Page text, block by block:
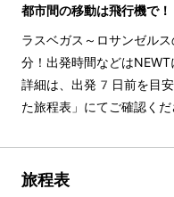
都市間の移動は飛行機で！
ラスベガス～ロサンゼル
分！出発時間などはNEWT
詳細は、出発7日前を目
た旅程表」にてご確認く
旅程表